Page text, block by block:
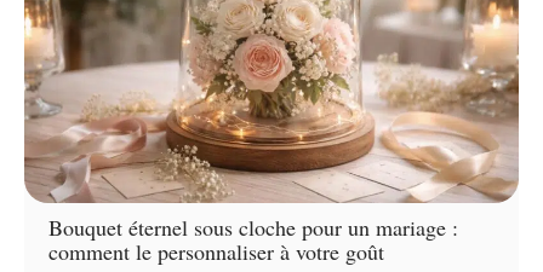
Bouquet éternel sous cloche pour un mariage :
comment le personnaliser à votre goût